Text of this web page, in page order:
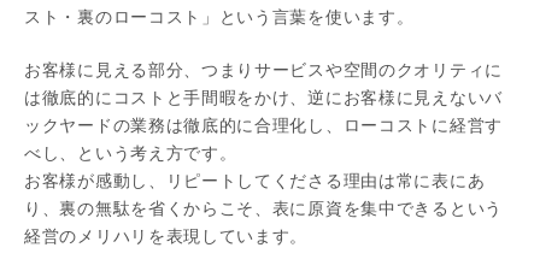
スト・裏のローコスト」という言葉を使います。
お客様に見える部分、つまりサービスや空間のクオリティに
は徹底的にコストと手間暇をかけ、逆にお客様に見えないバ
ックヤードの業務は徹底的に合理化し、ローコストに経営す
べし、という考え方です。
お客様が感動し、リピートしてくださる理由は常に表にあ
り、裏の無駄を省くからこそ、表に原資を集中できるという
経営のメリハリを表現しています。